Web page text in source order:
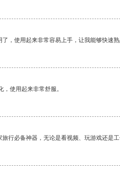
，使用起来非常容易上手，让我能够快速
使用起来非常舒服。
行必备神器，无论是看视频、玩游戏还是